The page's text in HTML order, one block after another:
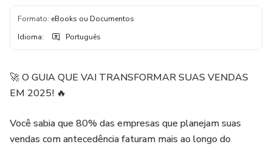
Formato: eBooks ou Documentos
Idioma: Português
🚀 O GUIA QUE VAI TRANSFORMAR SUAS VENDAS
EM 2025! 🔥
Você sabia que 80% das empresas que planejam suas
vendas com antecedência faturam mais ao longo do